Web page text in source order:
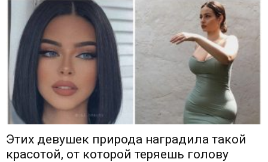
Этих девушек природа наградила такой
красотой, от которой теряешь голову